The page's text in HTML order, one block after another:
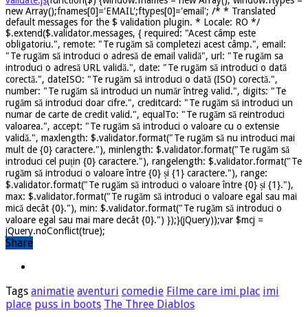
new Array();fnames[0]='EMAIL';ftypes[0]='email'; /* * Translated
default messages for the $ validation plugin. * Locale: RO */
$.extend($.validator.messages, { required: "Acest câmp este
obligatoriu.", remote: "Te rugăm să completezi acest câmp.", email:
"Te rugăm să introduci o adresă de email validă", url: "Te rugăm sa
introduci o adresă URL validă.", date: "Te rugăm să introduci o dată
corectă.", dateISO: "Te rugăm să introduci o dată (ISO) corectă.",
number: "Te rugăm să introduci un număr întreg valid.", digits: "Te
rugăm să introduci doar cifre.", creditcard: "Te rugăm să introduci un
numar de carte de credit valid.", equalTo: "Te rugăm să reintroduci
valoarea.", accept: "Te rugăm să introduci o valoare cu o extensie
validă.", maxlength: $.validator.format("Te rugăm să nu introduci mai
mult de {0} caractere."), minlength: $.validator.format("Te rugăm să
introduci cel puțin {0} caractere."), rangelength: $.validator.format("Te
rugăm să introduci o valoare între {0} și {1} caractere."), range:
$.validator.format("Te rugăm să introduci o valoare între {0} și {1}."),
max: $.validator.format("Te rugăm să introduci o valoare egal sau mai
mică decât {0}."), min: $.validator.format("Te rugăm să introduci o
valoare egal sau mai mare decât {0}.") });}(jQuery));var $mcj =
jQuery.noConflict(true);
Share
Tags animatie aventuri comedie Filme care imi plac imi
place puss in boots The Three Diablos